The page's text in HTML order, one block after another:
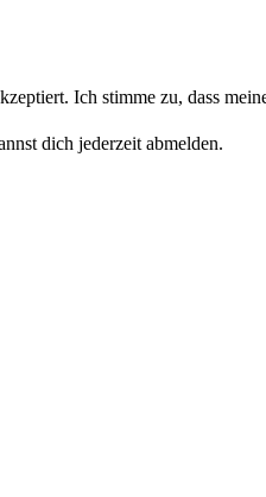
Ich stimme zu, dass
dich jederzeit abmelden.